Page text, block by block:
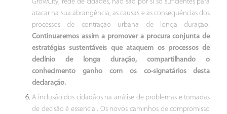
GrowCity, rede de cidades, não são por si só suficientes para
atacar na sua abrangência, as causas e as consequências dos
processos de contração urbana de longa duração.
Continuaremos assim a promover a procura conjunta de
estratégias sustentáveis que ataquem os processos de
declínio de longa duração, compartilhando o
conhecimento ganho com os co-signatários desta
declaração.
A inclusão dos cidadãos na análise de problemas e tomadas
de decisão é essencial. Os novos caminhos de compromisso